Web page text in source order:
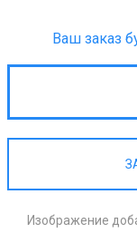
Ваш заказ
Изображение